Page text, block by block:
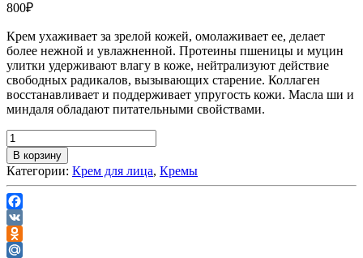
800₽
Крем ухаживает за зрелой кожей, омолаживает ее, делает
более нежной и увлажненной. Протеины пшеницы и муцин
улитки удерживают влагу в коже, нейтрализуют действие
свободных радикалов, вызывающих старение. Коллаген
восстанавливает и поддерживает упругость кожи. Масла ши и
миндаля обладают питательными свойствами.
В корзину
Категории: Крем для лица, Кремы
Facebook
VK
Odnoklassniki